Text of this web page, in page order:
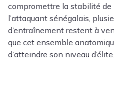
compromettre la stabilité de
l’attaquant sénégalais,
d’entraînement restent à
que cet ensemble
d’atteindre son niveau d’élite.